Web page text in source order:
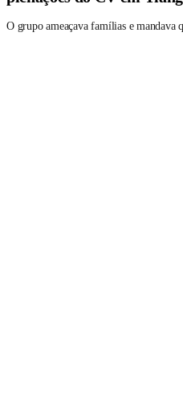
O grupo ameaçava famílias e mandava